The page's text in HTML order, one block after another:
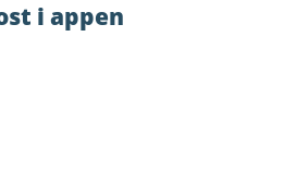
i appen